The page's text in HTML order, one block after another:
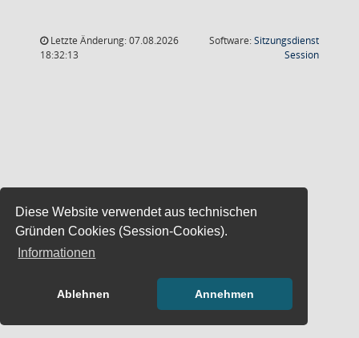
Diese Website verwendet aus technischen
Gründen Cookies (Session-Cookies).
Informationen
Ablehnen Annehmen
Letzte Änderung: 07.08.2026
18:32:13
Software:Sitzungsdienst
Session(Wird in